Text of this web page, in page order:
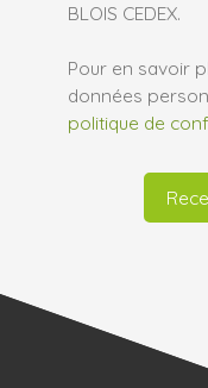
BLOIS CEDEX.
Pour en savoir
données
politique de